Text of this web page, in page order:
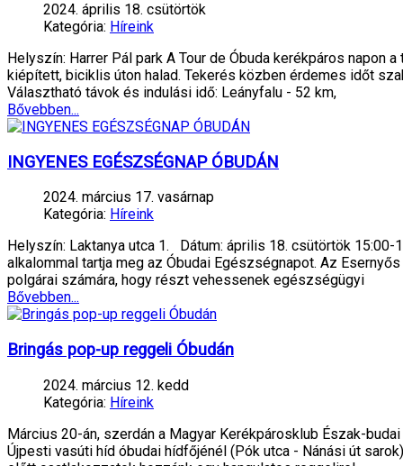
2024. április 18. csütörtök
Kategória: Híreink
Helyszín: Harrer Pál park A Tour de Óbuda kerékpáros
kiépített, biciklis úton halad. Tekerés közben érdemes időt
Választható távok és indulási idő: Leányfalu - 52 km,
Bővebben...
INGYENES EGÉSZSÉGNAP ÓBUDÁN
2024. március 17. vasárnap
Kategória: Híreink
Helyszín: Laktanya utca 1. Dátum: április 18. csütörtök
alkalommal tartja meg az Óbudai Egészségnapot. Az
polgárai számára, hogy részt vehessenek egészségügyi
Bővebben...
Bringás pop-up reggeli Óbudán
2024. március 12. kedd
Kategória: Híreink
Március 20-án, szerdán a Magyar Kerékpárosklub Észak-
Újpesti vasúti híd óbudai hídfőjénél (Pók utca - Nánási út